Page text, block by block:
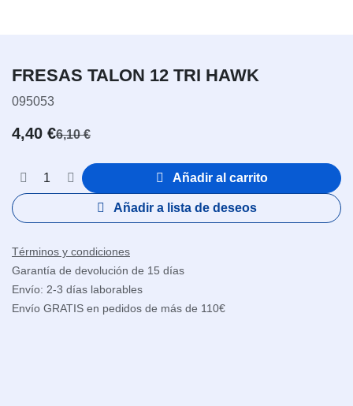
FRESAS TALON 12 TRI HAWK
095053
4,40 €6,10€
Añadir al carrito
Añadir a lista de deseos
Términos y condiciones
Garantía de devolución de 15 días
Envío: 2-3 días laborables
Envío GRATIS en pedidos de más de 110€